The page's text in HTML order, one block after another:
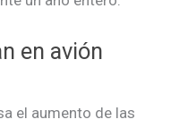
en avión
el aumento de las